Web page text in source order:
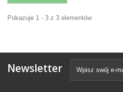
Pokazuje 1 - 3 z 3 elementów
Newsletter